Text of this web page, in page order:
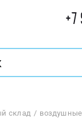
+7
склад